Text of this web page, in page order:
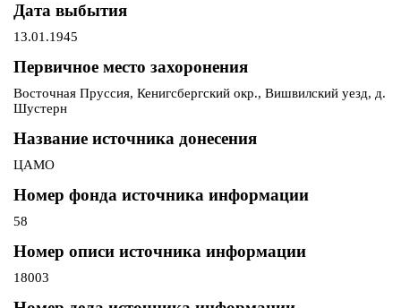
Дата выбытия
13.01.1945
Первичное место захоронения
Восточная Пруссия, Кенигсбергский окр., Вишвилский уезд, д.
Шустерн
Название источника донесения
ЦАМО
Номер фонда источника информации
58
Номер описи источника информации
18003